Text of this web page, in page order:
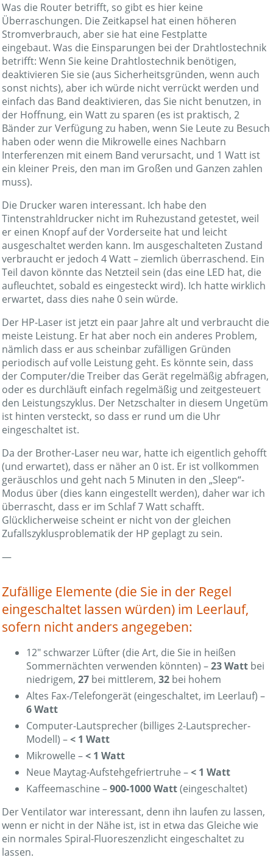
Was die Router betrifft, so gibt es hier keine
Überraschungen. Die Zeitkapsel hat einen höheren
Stromverbrauch, aber sie hat eine Festplatte
eingebaut. Was die Einsparungen bei der Drahtlostechnik
betrifft: Wenn Sie keine Drahtlostechnik benötigen,
deaktivieren Sie sie (aus Sicherheitsgründen, wenn auch
sonst nichts), aber ich würde nicht verrückt werden und
einfach das Band deaktivieren, das Sie nicht benutzen, in
der Hoffnung, ein Watt zu sparen (es ist praktisch, 2
Bänder zur Verfügung zu haben, wenn Sie Leute zu Besuch
haben oder wenn die Mikrowelle eines Nachbarn
Interferenzen mit einem Band verursacht, und 1 Watt ist
ein kleiner Preis, den man im Großen und Ganzen zahlen
muss).
Die Drucker waren interessant. Ich habe den
Tintenstrahldrucker nicht im Ruhezustand getestet, weil
er einen Knopf auf der Vorderseite hat und leicht
ausgeschaltet werden kann. Im ausgeschalteten Zustand
verbraucht er jedoch 4 Watt – ziemlich überraschend. Ein
Teil davon könnte das Netzteil sein (das eine LED hat, die
aufleuchtet, sobald es eingesteckt wird). Ich hatte wirklich
erwartet, dass dies nahe 0 sein würde.
Der HP-Laser ist jetzt ein paar Jahre alt und verbraucht die
meiste Leistung. Er hat aber noch ein anderes Problem,
nämlich dass er aus scheinbar zufälligen Gründen
periodisch auf volle Leistung geht. Es könnte sein, dass
der Computer/die Treiber das Gerät regelmäßig abfragen,
oder es durchläuft einfach regelmäßig und zeitgesteuert
den Leistungszyklus. Der Netzschalter in diesem Ungetüm
ist hinten versteckt, so dass er rund um die Uhr
eingeschaltet ist.
Da der Brother-Laser neu war, hatte ich eigentlich gehofft
(und erwartet), dass er näher an 0 ist. Er ist vollkommen
geräuschlos und geht nach 5 Minuten in den „Sleep“-
Modus über (dies kann eingestellt werden), daher war ich
überrascht, dass er im Schlaf 7 Watt schafft.
Glücklicherweise scheint er nicht von der gleichen
Zufallszyklusproblematik der HP geplagt zu sein.
—
Zufällige Elemente (die Sie in der Regel
eingeschaltet lassen würden) im Leerlauf,
sofern nicht anders angegeben:
12″ schwarzer Lüfter (die Art, die Sie in heißen
Sommernächten verwenden könnten) –23 Watt bei
niedrigem,27 bei mittlerem,32 bei hohem
Altes Fax-/Telefongerät (eingeschaltet, im Leerlauf) –
6 Watt
Computer-Lautsprecher (billiges 2-Lautsprecher-
Modell) –< 1 Watt
Mikrowelle –< 1 Watt
Neue Maytag-Aufstehgefriertruhe –< 1 Watt
Kaffeemaschine –900-1000 Watt(eingeschaltet)
Der Ventilator war interessant, denn ihn laufen zu lassen,
wenn er nicht in der Nähe ist, ist in etwa das Gleiche wie
ein normales Spiral-Fluoreszenzlicht eingeschaltet zu
lassen.